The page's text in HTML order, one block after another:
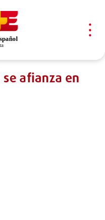
se afianza en